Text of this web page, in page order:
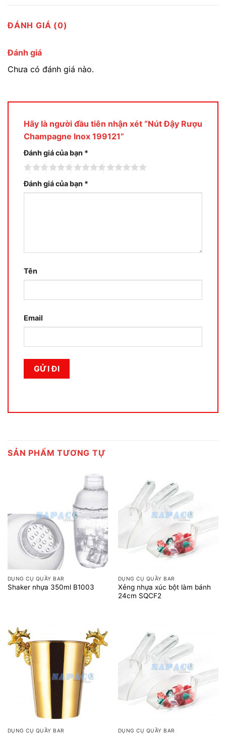
ĐÁNH GIÁ (0)
Đánh giá
Chưa có đánh giá nào.
Hãy là người đầu tiên nhận xét “Nút Đậy Rượu
Champagne Inox 199121”
Đánh giá của bạn *
Đánh giá của bạn *
Tên
Email
SẢN PHẨM TƯƠNG TỰ
DỤNG CỤ QUẦY BAR
Shaker nhựa 350ml B1003
DỤNG CỤ QUẦY BAR
Xẻng nhựa xúc bột làm bánh
24cm SQCF2
DỤNG CỤ QUẦY BAR DỤNG CỤ QUẦY BAR